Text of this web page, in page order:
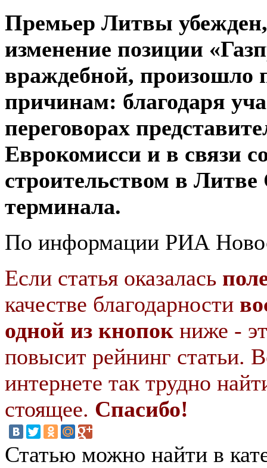
Премьер Литвы
изменение позиции
враждебной, произошло
причинам: благодаря
переговорах
Еврокомисси и в связи
строительством в
терминала.
По информации РИА
Если статья оказалась
качестве благодарности
одной из кнопок ниже -
повысит рейнинг статьи.
интернете так трудно
стоящее. Спасибо!
Статью можно найти в